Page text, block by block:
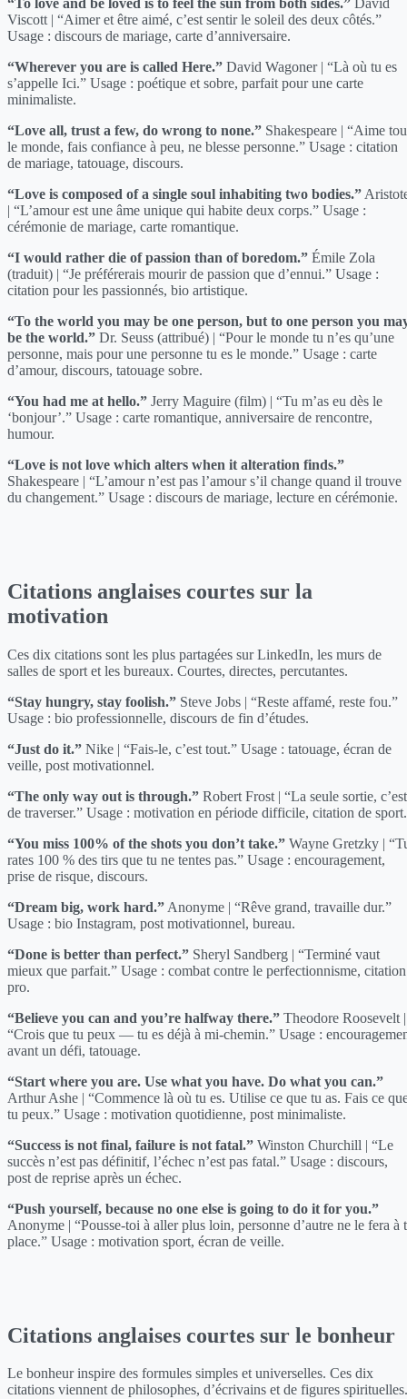
Viscott | “Aimer et être aimé, c’est sentir le soleil des deux côtés.”
Usage : discours de mariage, carte d’anniversaire.
“Wherever you are is called Here.” David Wagoner | “Là où tu es
s’appelle Ici.” Usage : poétique et sobre, parfait pour une carte
minimaliste.
“Love all, trust a few, do wrong to none.” Shakespeare | “Aime
le monde, fais confiance à peu, ne blesse personne.” Usage : citation
de mariage, tatouage, discours.
“Love is composed of a single soul inhabiting two bodies.”
| “L’amour est une âme unique qui habite deux corps.” Usage :
cérémonie de mariage, carte romantique.
“I would rather die of passion than of boredom.” Émile Zola
(traduit) | “Je préférerais mourir de passion que d’ennui.” Usage :
citation pour les passionnés, bio artistique.
“To the world you may be one person, but to one person you
be the world.” Dr. Seuss (attribué) | “Pour le monde tu n’es qu’une
personne, mais pour une personne tu es le monde.” Usage : carte
d’amour, discours, tatouage sobre.
“You had me at hello.” Jerry Maguire (film) | “Tu m’as eu dès le
‘bonjour’.” Usage : carte romantique, anniversaire de rencontre,
humour.
“Love is not love which alters when it alteration finds.”
Shakespeare | “L’amour n’est pas l’amour s’il change quand il trouve
du changement.” Usage : discours de mariage, lecture en cérémonie.
Citations anglaises courtes sur la
motivation
Ces dix citations sont les plus partagées sur LinkedIn, les murs de
salles de sport et les bureaux. Courtes, directes, percutantes.
“Stay hungry, stay foolish.” Steve Jobs | “Reste affamé, reste fou.”
Usage : bio professionnelle, discours de fin d’études.
“Just do it.” Nike | “Fais-le, c’est tout.” Usage : tatouage, écran de
veille, post motivationnel.
“The only way out is through.” Robert Frost | “La seule sortie, c’est
de traverser.” Usage : motivation en période difficile, citation de sport.
“You miss 100% of the shots you don’t take.” Wayne Gretzky |
rates 100 % des tirs que tu ne tentes pas.” Usage : encouragement,
prise de risque, discours.
“Dream big, work hard.” Anonyme | “Rêve grand, travaille dur.”
Usage : bio Instagram, post motivationnel, bureau.
“Done is better than perfect.” Sheryl Sandberg | “Terminé vaut
mieux que parfait.” Usage : combat contre le perfectionnisme, citation
pro.
“Believe you can and you’re halfway there.” Theodore Roosevelt |
“Crois que tu peux — tu es déjà à mi-chemin.” Usage :
avant un défi, tatouage.
“Start where you are. Use what you have. Do what you can.”
Arthur Ashe | “Commence là où tu es. Utilise ce que tu as. Fais ce
tu peux.” Usage : motivation quotidienne, post minimaliste.
“Success is not final, failure is not fatal.” Winston Churchill | “Le
succès n’est pas définitif, l’échec n’est pas fatal.” Usage : discours,
post de reprise après un échec.
“Push yourself, because no one else is going to do it for you.”
Anonyme | “Pousse-toi à aller plus loin, personne d’autre ne le fera à
place.” Usage : motivation sport, écran de veille.
Citations anglaises courtes sur le bonheur
Le bonheur inspire des formules simples et universelles. Ces dix
citations viennent de philosophes, d’écrivains et de figures spirituelles.